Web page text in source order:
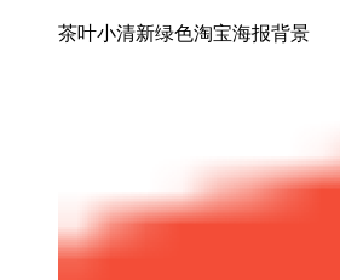
茶叶小清新绿色淘宝海报背景